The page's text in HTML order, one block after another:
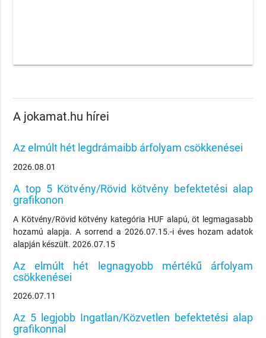
A jokamat.hu hírei
Az elmúlt hét legdrámaibb árfolyam csökkenései
2026.08.01
A top 5 Kötvény/Rövid kötvény befektetési alap
grafikonon
A Kötvény/Rövid kötvény kategória HUF alapú, öt legmagasabb
hozamú alapja. A sorrend a 2026.07.15.-i éves hozam adatok
alapján készült. 2026.07.15
Az elmúlt hét legnagyobb mértékű árfolyam
csökkenései
2026.07.11
Az 5 legjobb Ingatlan/Közvetlen befektetési alap
grafikonnal